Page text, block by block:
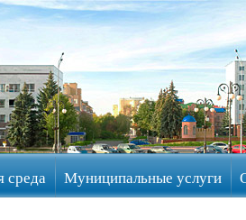
среда Муниципальные услуги